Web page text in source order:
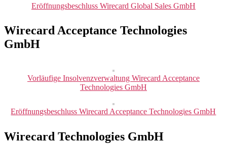
Eröffnungsbeschluss Wirecard Global Sales GmbH
Wirecard Acceptance Technologies
GmbH
Vorläufige Insolvenzverwaltung Wirecard Acceptance
Technologies GmbH
Eröffnungsbeschluss Wirecard Acceptance Technologies GmbH
Wirecard Technologies GmbH